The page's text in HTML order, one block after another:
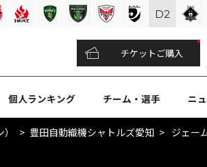
チケットご購入
個人ランキング チーム・選手 ニ
豊田自動織機シャトルズ愛知 ジェー
D2